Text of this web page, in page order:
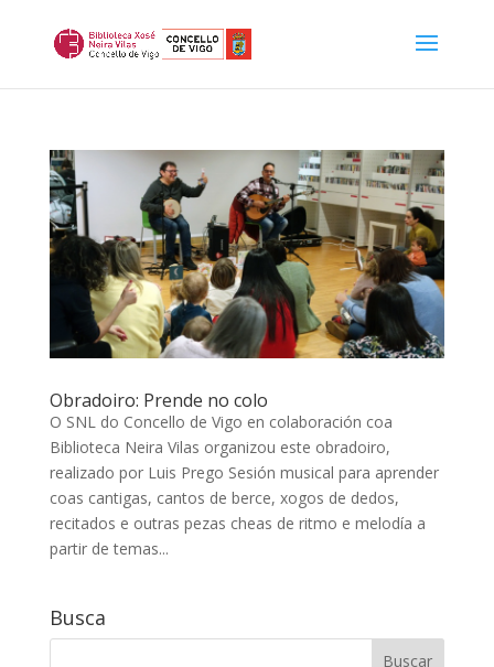
Obradoiro: Prende no colo
O SNL do Concello de Vigo en colaboración coa
Biblioteca Neira Vilas organizou este obradoiro,
realizado por Luis Prego Sesión musical para aprender
coas cantigas, cantos de berce, xogos de dedos,
recitados e outras pezas cheas de ritmo e melodía a
partir de temas...
Busca